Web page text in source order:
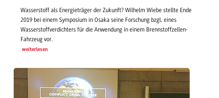
Wasserstoff als Energieträger der Zukunft? Wilhelm Wiebe stellte Ende
2019 bei einem Symposium in Osaka seine Forschung bzgl. eines
Wasserstoffverdichters für die Anwendung in einem Brennstoffzellen-
Fahrzeug vor.
weiterlesen